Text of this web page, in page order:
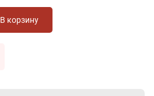
В корзину